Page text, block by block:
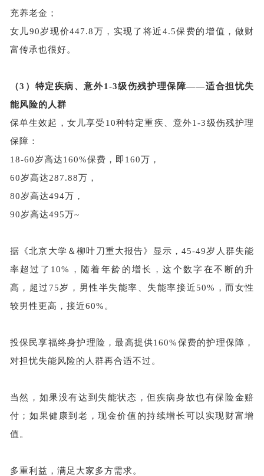
充养老金；
女儿90岁现价447.8万，实现了将近4.5保费的增值，做财
富传承也很好。
（3） 特定疾病、意外1-3级伤残护理保障——适合担忧失
能风险的人群
保单生效起，女儿享受 10种特定重疾、意外1-3级伤残护理
保障：
18-60岁高达160%保费，即160万，
60岁高达287.88万，
80岁高达494万，
90岁高达495万~
据《北京大学＆柳叶刀重大报告》显示，45-49岁人群失能
率超过了10%，随着年龄的增长，这个数字在不断的升
高，超过75岁，男性半失能率、失能率接近50%，而女性
较男性更高，接近60%。
投保民享福终身护理险，最高提供160%保费的护理保障，
对担忧失能风险的人群再合适不过。
当然，如果没有达到失能状态，但疾病身故也有保险金赔
付；如果健康到老，现金价值的持续增长可以实现财富增
值。
多重利益，满足大家多方需求。